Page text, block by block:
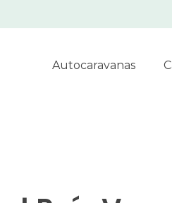
Autocaravanas